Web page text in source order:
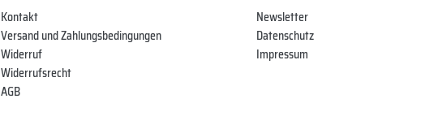
Kontakt
Versand und Zahlungsbedingungen
Widerruf
Widerrufsrecht
AGB
Newsletter
Datenschutz
Impressum